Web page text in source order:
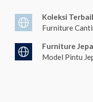
Koleksi
Furniture
Furniture
Model Pintu